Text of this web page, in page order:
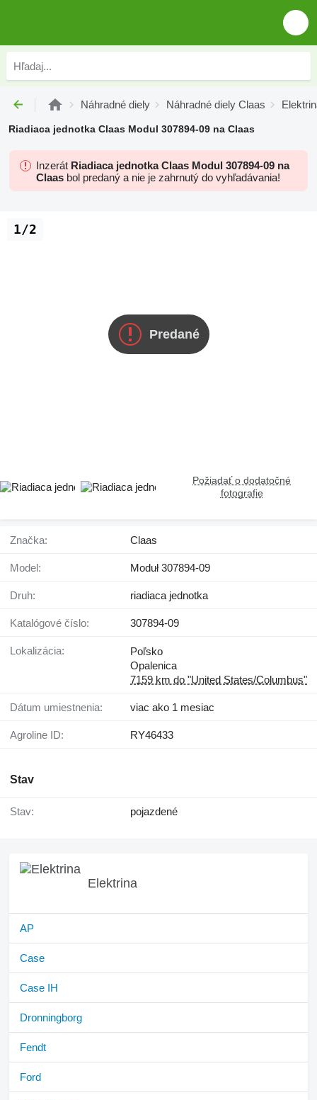
Náhradné diely Náhradné diely Claas
Riadiaca jednotka Claas Modul 307894-09 na Claas
Inzerát Riadiaca jednotka Claas Modul 307894-09 na
Claas bol predaný a nie je zahrnutý do vyhľadávania!
Predané
Požiadať o dodatočné
fotografie
1/2
Značka: Claas
Model: Moduł 307894-09
Druh: riadiaca jednotka
Katalógové číslo: 307894-09
Lokalizácia:
Poľsko
Opalenica
7159 km do "United States/Columbus"
Dátum umiestnenia: viac ako 1 mesiac
Agroline ID: RY46433
Stav
Stav: pojazdené
Elektrina
AP
Case
Case IH
Dronningborg
Fendt
Ford